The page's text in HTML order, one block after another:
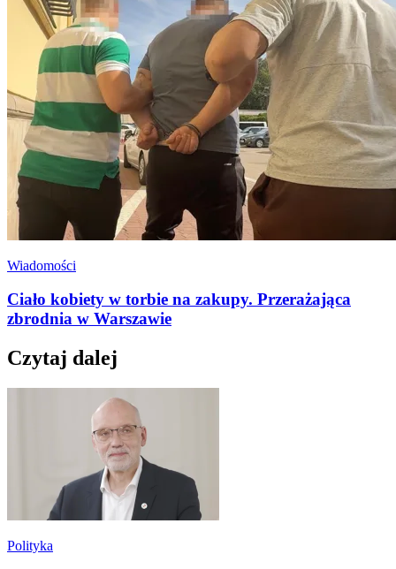
Wiadomości
Ciało kobiety w torbie na zakupy. Przerażająca
zbrodnia w Warszawie
Czytaj dalej
Polityka